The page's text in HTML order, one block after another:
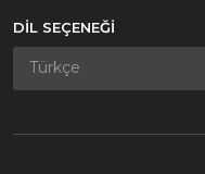
DİL SEÇENEĞİ